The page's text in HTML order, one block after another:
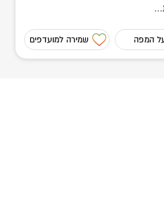
המפה שמירה למועדפים